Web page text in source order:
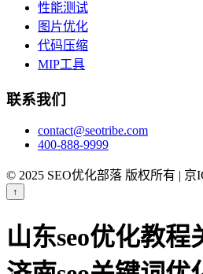
性能测试
图片优化
代码压缩
MIP工具
联系我们
contact@seotribe.com
400-888-9999
© 2025 SEO优化部落 版权所有 | 京
↑
山东seo优化教程